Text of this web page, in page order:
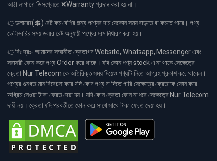
আঠা লাগানো ডিসপ্লেতে ❌Warranty প্রদান করা হয় না।
👉ডলারের(💲) রেট কম বেশির জন্য পণ্যের দাম যেকোন সময় বাড়তে বা কমতে পারে। পণ্য
ডেলিভারির সময় ডলার রেট অনুযায়ী পণ্যের দাম নির্ধারণ করা হয়।
👉বিঃ দ্রঃ- আমাদের সম্মানীত ক্রেতাগন Website, Whatsapp, Messenger এবং
সরাসরী ফোন করে পণ্য Order করে থাকে। যদি কোন পণ্য stock এ না থাকে সেক্ষেত্রে
ক্রেতা Nur Telecom কে অতিরিক্ত সময় দিয়েও পণ্যটি নিতে আগ্রহ প্রকাশ করে থাকেন।
পণ্যের গুনগত মান বিবেচনা করে যদি কোন পণ্য না দিতে পারি সেক্ষেত্রে ক্রেতাকে ফোন করে
অগ্রিম নেওয়া টাকা ফেরত দেয়া হয়। যদি কোন ক্রেতা ফোন না ধরে সেক্ষেত্রে Nur Telecom
দায়ী নয়। ক্রেতা যদি পরবর্তীতে ফোন করে সাথে সাথে টাকা ফেরত দেয়া হয়।